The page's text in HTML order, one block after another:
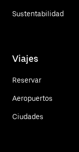
Sustentabilidad
Viajes
Reservar
Aeropuertos
Ciudades